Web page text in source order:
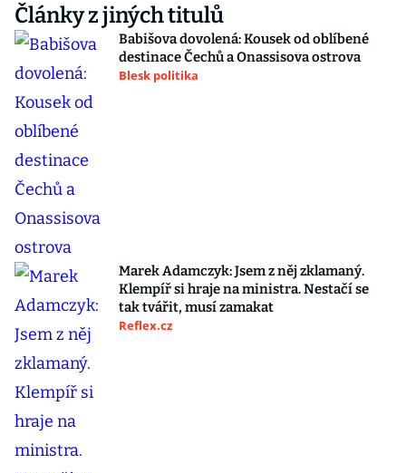
Články z jiných titulů
Babišova dovolená: Kousek od oblíbené
destinace Čechů a Onassisova ostrova
Blesk politika
Marek Adamczyk: Jsem z něj zklamaný.
Klempíř si hraje na ministra. Nestačí se
tak tvářit, musí zamakat
Reflex.cz